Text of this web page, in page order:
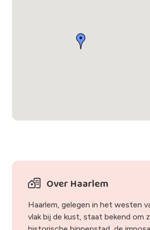
Over Haarlem
Haarlem, gelegen in het westen
vlak bij de kust, staat bekend om